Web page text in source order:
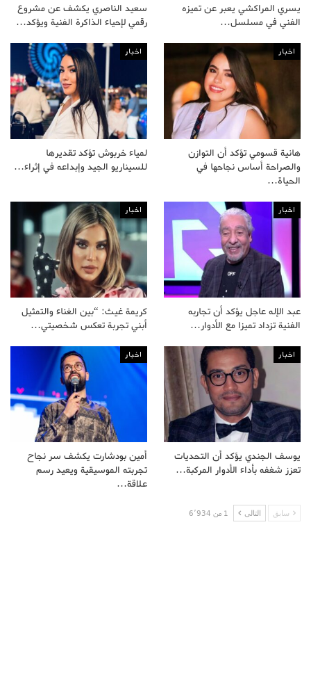
يسري المراكشي يعبر عن تميزه
الفني في مسلسل…
سعيد الناصري يكشف عن مشروع
رقمي لإحياء الذاكرة الفنية ويؤكد…
اخبار
هانية قسومي تؤكد أن التوازن
والصراحة أساس نجاحها في
الحياة…
اخبار
لمياء خربوش تؤكد تقديرها
للسيناريو الجيد وإبداعه في إثراء…
اخبار
عبد الإله عاجل يؤكد أن تجاربه
الفنية تزداد تميزا مع الأدوار…
اخبار
كريمة غيث: “بين الغناء والتمثيل
أبني تجربة تعكس شخصيتي…
اخبار
يوسف الجندي يؤكد أن التحديات
تعزز شغفه بأداء الأدوار المركبة…
اخبار
أمين بودشارت يكشف سر نجاح
تجربته الموسيقية ويعيد رسم
علاقة…
سابق التالى 1 من 6٬934